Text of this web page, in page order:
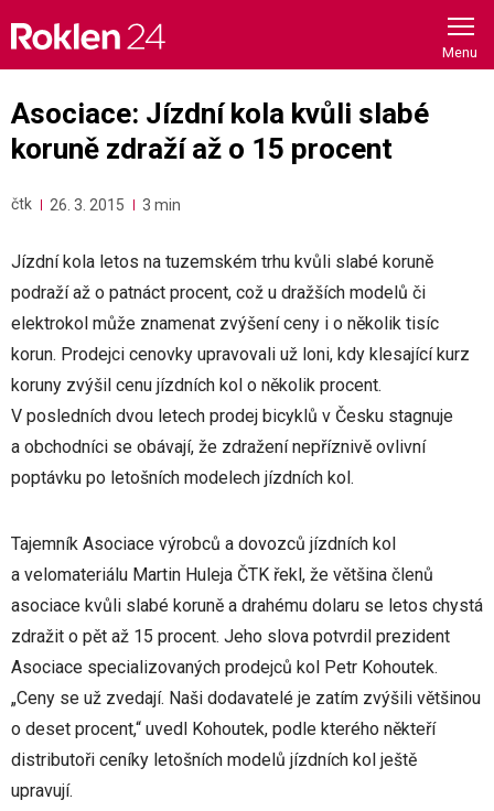
content
Asociace: Jízdní kola kvůli slabé
koruně zdraží až o 15 procent
čtk 26. 3. 2015 3 min
Jízdní kola letos na tuzemském trhu kvůli slabé koruně
podraží až o patnáct procent, což u dražších modelů či
elektrokol může znamenat zvýšení ceny i o několik tisíc
korun. Prodejci cenovky upravovali už loni, kdy klesající kurz
koruny zvýšil cenu jízdních kol o několik procent.
V posledních dvou letech prodej bicyklů v Česku stagnuje
a obchodníci se obávají, že zdražení nepříznivě ovlivní
poptávku po letošních modelech jízdních kol.
Tajemník Asociace výrobců a dovozců jízdních kol
a velomateriálu Martin Huleja ČTK řekl, že většina členů
asociace kvůli slabé koruně a drahému dolaru se letos chystá
zdražit o pět až 15 procent. Jeho slova potvrdil prezident
Asociace specializovaných prodejců kol Petr Kohoutek.
„Ceny se už zvedají. Naši dodavatelé je zatím zvýšili většinou
o deset procent,“ uvedl Kohoutek, podle kterého někteří
distributoři ceníky letošních modelů jízdních kol ještě
upravují.